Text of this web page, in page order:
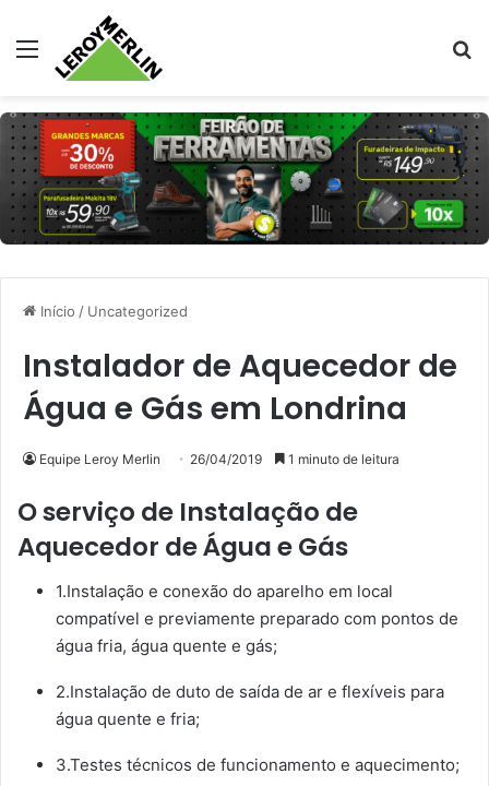
Menu
Início / Uncategorized
Instalador de Aquecedor de
Água e Gás em Londrina
Equipe Leroy Merlin 26/04/2019 1 minuto de leitura
O serviço de Instalação de
Aquecedor de Água e Gás
1.Instalação e conexão do aparelho em local
compatível e previamente preparado com pontos de
água fria, água quente e gás;
2.Instalação de duto de saída de ar e flexíveis para
água quente e fria;
3.Testes técnicos de funcionamento e aquecimento;